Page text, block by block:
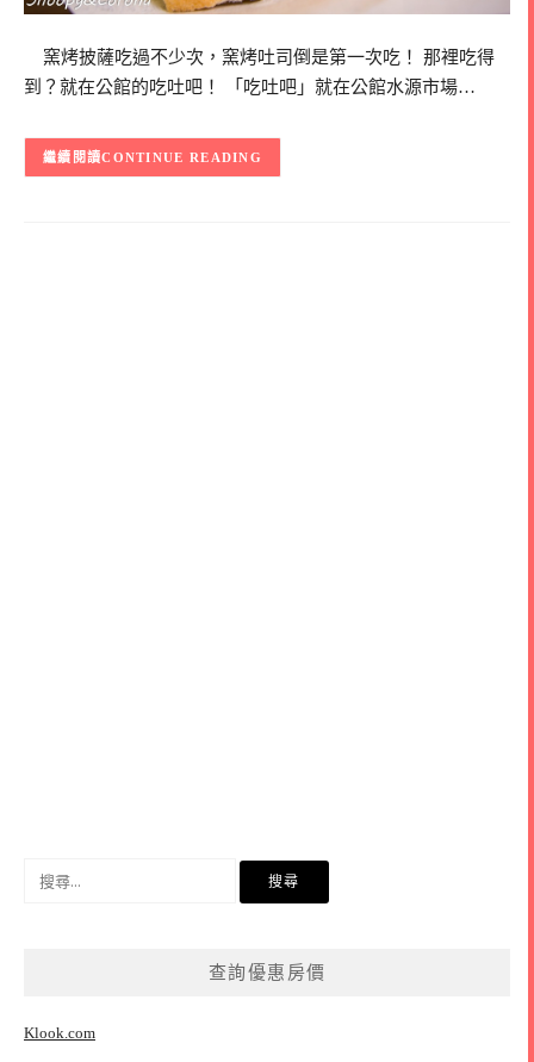
窯烤披薩吃過不少次，窯烤吐司倒是第一次吃！ 那裡吃得
到？就在公館的吃吐吧！ 「吃吐吧」就在公館水源市場…
CONTINUE READING
查詢優惠房價
Klook.com